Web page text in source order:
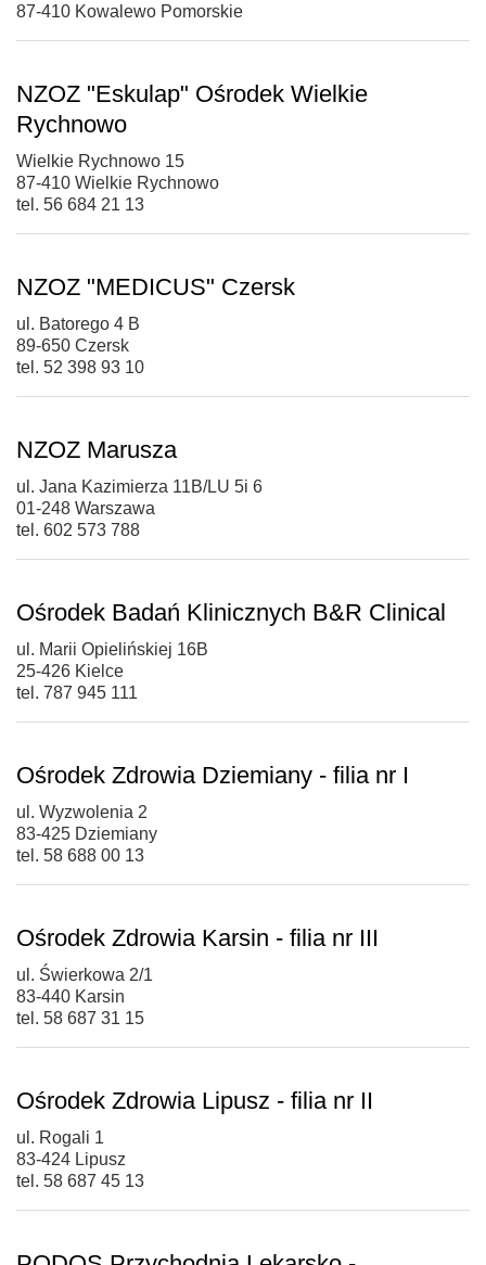
87-410 Kowalewo Pomorskie
NZOZ "Eskulap" Ośrodek Wielkie
Rychnowo
Wielkie Rychnowo 15
87-410 Wielkie Rychnowo
tel. 56 684 21 13
NZOZ "MEDICUS" Czersk
ul. Batorego 4 B
89-650 Czersk
tel. 52 398 93 10
NZOZ Marusza
ul. Jana Kazimierza 11B/LU 5i 6
01-248 Warszawa
tel. 602 573 788
Ośrodek Badań Klinicznych B&R Clinical
ul. Marii Opielińskiej 16B
25-426 Kielce
tel. 787 945 111
Ośrodek Zdrowia Dziemiany - filia nr I
ul. Wyzwolenia 2
83-425 Dziemiany
tel. 58 688 00 13
Ośrodek Zdrowia Karsin - filia nr III
ul. Świerkowa 2/1
83-440 Karsin
tel. 58 687 31 15
Ośrodek Zdrowia Lipusz - filia nr II
ul. Rogali 1
83-424 Lipusz
tel. 58 687 45 13